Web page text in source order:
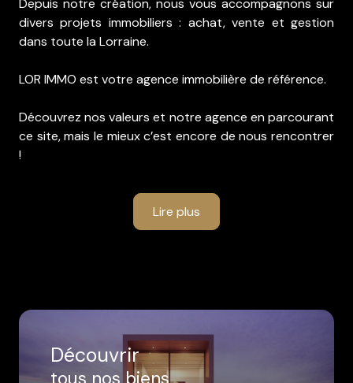
Découvrir
Depuis notre création, nous vous accompagnons sur
divers projets immobiliers : achat, vente et gestion
dans toute la Lorraine.
LOR IMMO est votre agence immobilière de référence.
Découvrez nos valeurs et notre agence en parcourant
ce site, mais le mieux c’est encore de nous rencontrer
!
Lire plus